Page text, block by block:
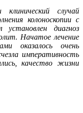
случай
колоноскопии с
диагноз
Начатое лечение
оказалось очень
императивность
качество жизни